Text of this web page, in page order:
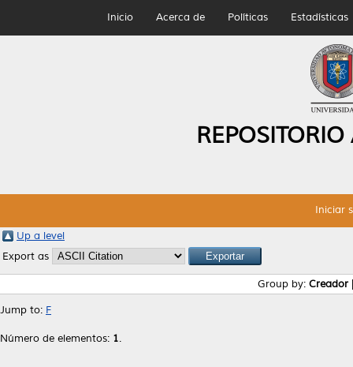
Inicio Acerca de Políticas Estadísticas
Iniciar
Up a level
Export as
Group by: Creador
Jump to: F
Número de elementos: 1.